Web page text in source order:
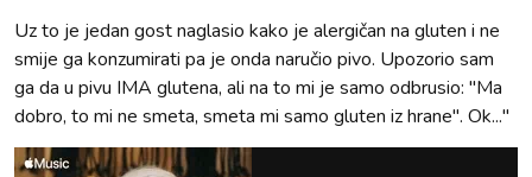
Uz to je jedan gost naglasio kako je alergičan na gluten i ne
smije ga konzumirati pa je onda naručio pivo. Upozorio sam
ga da u pivu IMA glutena, ali na to mi je samo odbrusio: "Ma
dobro, to mi ne smeta, smeta mi samo gluten iz hrane". Ok..."